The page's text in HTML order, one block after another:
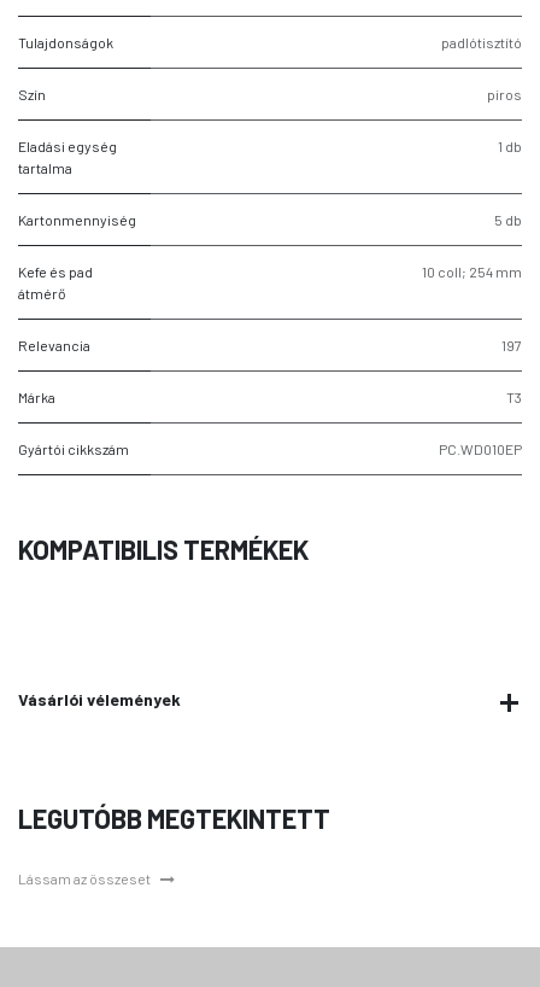
Tulajdonságok padlótisztító
Szín piros
Eladási egység
tartalma
1 db
Kartonmennyiség 5 db
Kefe és pad
átmérő
10 coll; 254 mm
Relevancia 197
Márka T3
Gyártói cikkszám PC.WD010EP
KOMPATIBILIS TERMÉKEK
Vásárlói vélemények
LEGUTÓBB MEGTEKINTETT
Lássam az összeset